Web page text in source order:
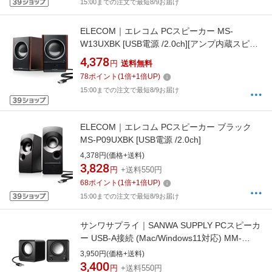
15:00までの注文で最短8/9お届け
ELECOM｜エレコム PCスピーカー MS-
W13UXBK [USB電源 /2.0ch][アンプ内蔵スピー
カー]
4,378 円 送料無料
78ポイント (1倍+1倍UP)
15:00までの注文で最短8/9お届け
ELECOM｜エレコム PCスピーカー ブラック
MS-P09UXBK [USB電源 /2.0ch]
4,378円(価格+送料)
3,828 円 +送料550円
68ポイント (1倍+1倍UP)
15:00までの注文で最短8/9お届け
サンワサプライ｜SANWA SUPPLY PCスピーカ
ー USB-A接続 (Mac/Windows11対応) MM-
SPU21BK [USB電源]
3,950円(価格+送料)
3,400 円 +送料550円